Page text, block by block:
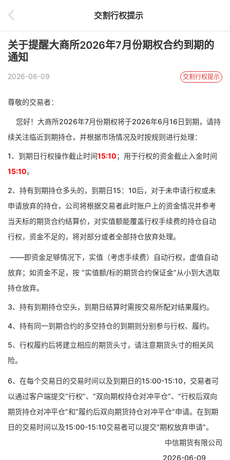
交割行权提示
关于提醒大商所2026年7月份期权合约到期的
通知
2026-06-09 交割行权提示
尊敬的交易者：
您好！大商所2026年7月份期权将于2026年6月16日到期，请持
续关注临近到期持仓，并根据市场情况及时按规则进行处理：
1、到期日行权操作截止时间15:10；用于行权的资金截止入金时间
15:10。
2、持有到期持仓多头的，到期日15：10后，对于未申请行权或未
申请放弃的持仓， 公司将根据交易者此时账户上的资金情况并参考
当天标的期货合约结算价，对实值额能覆盖行权手续费的持仓自动
行权，资金不足的，将对部分或者全部持仓放弃处理。
——即资金足够情况下，实值（考虑手续费）自动行权，虚值自动
放弃；如资金不足，按 “实值额/标的期货合约保证金”从小到大选取
持仓放弃。
3、持有到期持仓空头，到期日结算时需按交易所配对结果履约。
4、持有同一到期合约的多空持仓的到期则分别参与行权、履约。
5、行权履约后将建立相应的期货头寸，请注意期货头寸的相关风
险。
6、 在每个交易日的交易时间以及到期日的15:00-15:10， 交易者可
以通过客户端提交“行权”、“双向期权持仓对冲平仓”、“行权后双向
期货持仓对冲平仓”和“履约后双向期货持仓对冲平仓”申请。在到期
日的交易时间以及15:00-15:10交易者可以提交“期权放弃申请”。
中信期货有限公司
2026-06-09